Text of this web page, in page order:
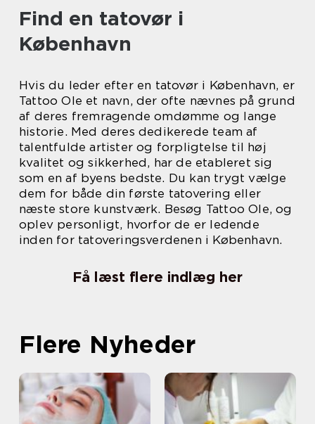
Find en tatovør i
København
Hvis du leder efter en tatovør i København, er
Tattoo Ole et navn, der ofte nævnes på grund
af deres fremragende omdømme og lange
historie. Med deres dedikerede team af
talentfulde artister og forpligtelse til høj
kvalitet og sikkerhed, har de etableret sig
som en af byens bedste. Du kan trygt vælge
dem for både din første tatovering eller
næste store kunstværk. Besøg Tattoo Ole, og
oplev personligt, hvorfor de er ledende
inden for tatoveringsverdenen i København.
Få læst flere indlæg her
Flere Nyheder